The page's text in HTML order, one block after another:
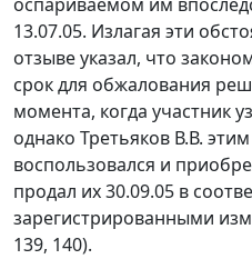
оспариваемом им
13.07.05. Излагая эти
отзыве указал, что
срок для обжалования
момента, когда участник
однако Третьяков В.В.
воспользовался и
продал их 30.09.05 в
зарегистрированными
139, 140).